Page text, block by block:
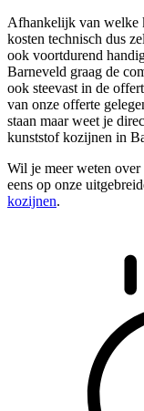
Afhankelijk van welke
kosten technisch dus
ook voortdurend
Barneveld graag de
ook steevast in de
van onze offerte
staan maar weet je
kunststof kozijnen in
Wil je meer weten
eens op onze
kozijnen.